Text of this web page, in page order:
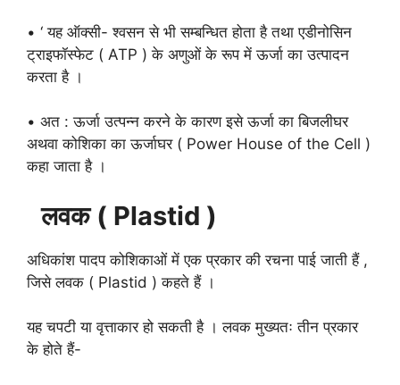
• ‘ यह ऑक्सी- श्वसन से भी सम्बन्धित होता है तथा एडीनोसिन
ट्राइफॉस्फेट ( ATP ) के अणुओं के रूप में ऊर्जा का उत्पादन
करता है ।
• अत : ऊर्जा उत्पन्न करने के कारण इसे ऊर्जा का बिजलीघर
अथवा कोशिका का ऊर्जाघर ( Power House of the Cell )
कहा जाता है ।
लवक ( Plastid )
अधिकांश पादप कोशिकाओं में एक प्रकार की रचना पाई जाती हैं ,
जिसे लवक ( Plastid ) कहते हैं ।
यह चपटी या वृत्ताकार हो सकती है । लवक मुख्यतः तीन प्रकार
के होते हैं-